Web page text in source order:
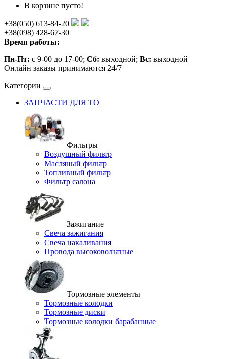
В корзине пусто!
+38(050) 613-84-20
+38(098) 428-67-30
Время работы:
Пн-Пт: с 9-00 до 17-00; Сб: выходной; Вс: выходной
Онлайн заказы принимаются 24/7
Категории
ЗАПЧАСТИ ДЛЯ ТО
Фильтры
Воздушный фильтр
Масляный фильтр
Топливный фильтр
Фильтр салона
Зажигание
Свеча зажигания
Свеча накаливания
Провода высоковольтные
Тормозные элементы
Тормозные колодки
Тормозные диски
Тормозные колодки барабанные